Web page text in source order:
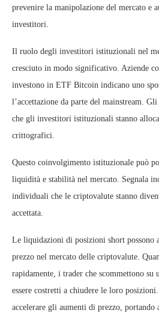
prevenire la manipolazione del mercato e
investitori.
Il ruolo degli investitori istituzionali nel
cresciuto in modo significativo. Aziende
investono in ETF Bitcoin indicano uno
l’accettazione da parte del mainstream.
che gli investitori istituzionali stanno
crittografici.
Questo coinvolgimento istituzionale può
liquidità e stabilità nel mercato. Segnala
individuali che le criptovalute stanno
accettata.
Le liquidazioni di posizioni short
prezzo nel mercato delle criptovalute.
rapidamente, i trader che scommettono su
essere costretti a chiudere le loro
accelerare gli aumenti di prezzo, portando